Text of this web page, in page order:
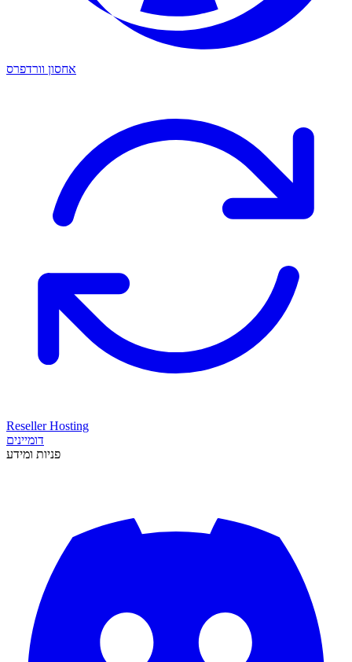
אחסון וורדפרס
Reseller Hosting
דומיינים
פניות ומידע